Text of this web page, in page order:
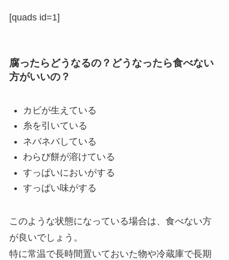
[quads id=1]
腐ったらどうなるの？どうなったら食べない
方がいいの？
カビが生えている
糸を引いている
ネバネバしている
わらび餅が溶けている
すっぱいにおいがする
すっぱい味がする
このような状態になっている場合は、食べない方
が良いでしょう。
特に常温で長時間置いておいた物や冷蔵庫で長期